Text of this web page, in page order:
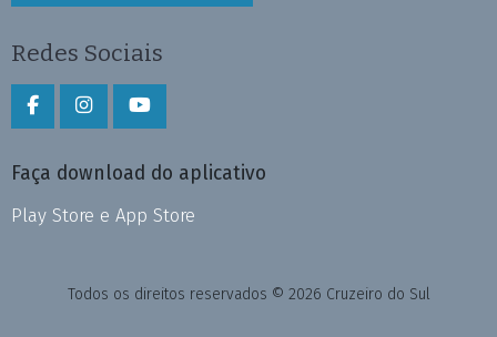
Redes Sociais
Faça download do aplicativo
Play Store e App Store
Todos os direitos reservados © 2026 Cruzeiro do Sul